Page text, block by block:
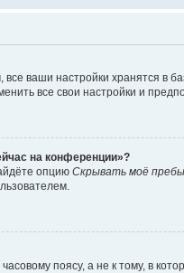
ваши настройки хранятся
все свои настройки и
на конференции»?
опцию Скрывать моё
поясу, а не к тому, в